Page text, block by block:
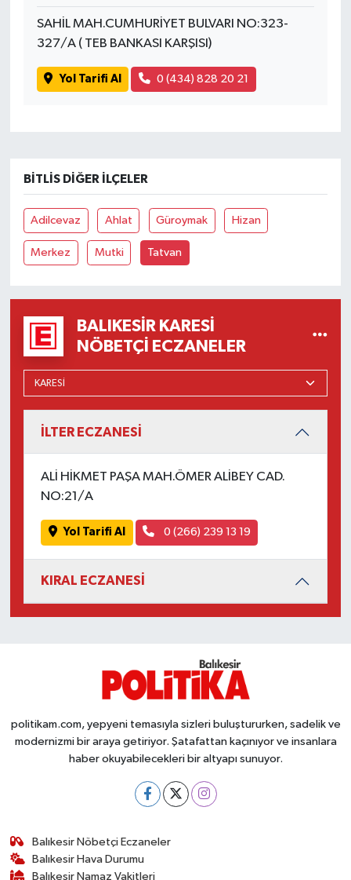
SAHİL MAH.CUMHURİYET BULVARI NO:323-
327/A ( TEB BANKASI KARŞISI)
Yol Tarifi Al 0 (434) 828 20 21
BITLIS DIĞER İLÇELER
Adilcevaz Ahlat Güroymak Hizan
Merkez Mutki Tatvan
BALIKESIR KARESI
NÖBETÇI ECZANELER
İLTER ECZANESİ
ALİ HİKMET PAŞA MAH.ÖMER ALİBEY CAD.
NO:21/A
Yol Tarifi Al 0 (266) 239 13 19
KIRAL ECZANESİ
politikam.com, yepyeni temasıyla sizleri buluştururken, sadelik ve
modernizmi bir araya getiriyor. Şatafattan kaçınıyor ve insanlara
haber okuyabilecekleri bir altyapı sunuyor.
Balıkesir Nöbetçi Eczaneler
Balıkesir Hava Durumu
Balıkesir Namaz Vakitleri
MAGAZİN
OTOMOTİV
Resmi İlanlar
SAĞLIK
Savaştepe
SEYAHAT
SİYASET
Sındırgı
SÜRMANŞET
Susurluk
TARİHTE BUGÜN
VİZYONDAKİLER